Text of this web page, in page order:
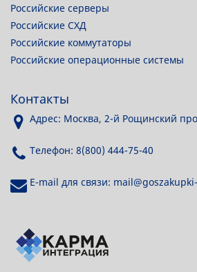
Российские серверы
Российские СХД
Российские коммутаторы
Российские операционные системы
Контакты
Адрес: Москва, 2-й Рощинский
Телефон: 8(800) 444-75-40
E-mail для связи: